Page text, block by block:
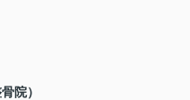
院）